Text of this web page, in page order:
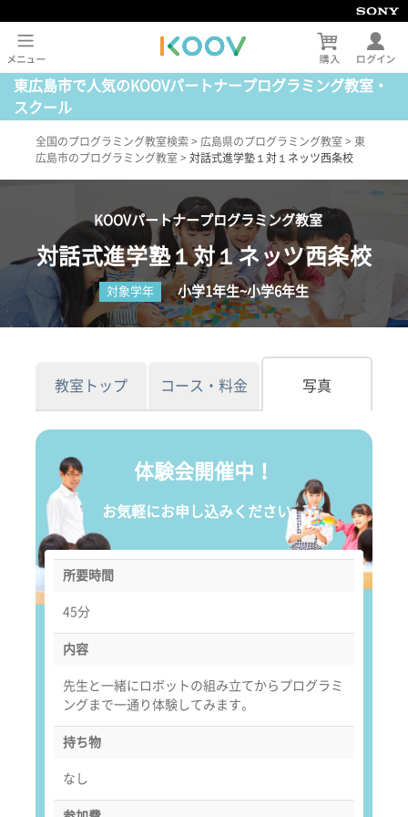
東広島市で人気のKOOVパートナープログラミング教室・
スクール
全国のプログラミング教室検索 > 広島県のプログラミング教室 > 東
広島市のプログラミング教室 > 対話式進学塾１対１ネッツ西条校
KOOVパートナープログラミング教室
対話式進学塾１対１ネッツ西条校
対象学年 小学1年生~小学6年生
教室トップ コース・料金 写真
体験会開催中！
お気軽にお申し込みください。
所要時間
45分
内容
先生と一緒にロボットの組み立てからプログラミ
ングまで一通り体験してみます。
持ち物
なし